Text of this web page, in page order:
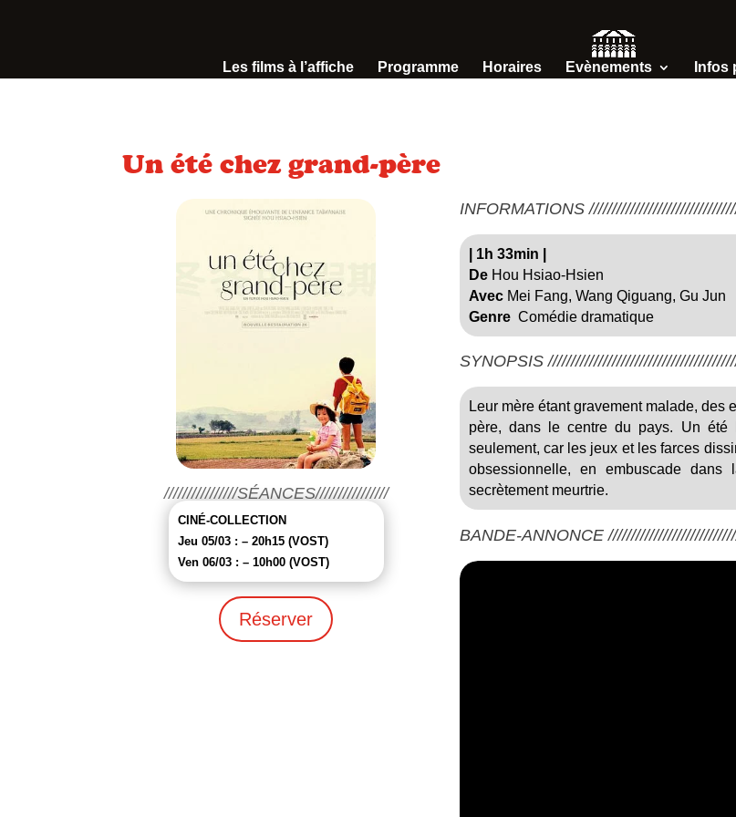
Les films à l’affiche Programme Horaires Evènements Infos
Un été chez grand-père
////////////////SÉANCES////////////////
CINÉ-COLLECTION
Jeu 05/03 : – 20h15 (VOST)
Ven 06/03 : – 10h00 (VOST)
Réserver
INFORMATIONS
1h 33min
DeHou Hsiao-Hsien
AvecMei Fang, Wang Qiguang, Gu Jun
GenreComédie dramatique
SYNOPSIS
Leur mère étant gravement malade, des
père, dans le centre du pays. Un
seulement, car les jeux et les farces
obsessionnelle, en embuscade dans
secrètement meurtrie.
BANDE-ANNONCE